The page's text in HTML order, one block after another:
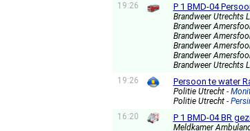
19:26
P 1 BMD-04
Brandweer Utrechts
Brandweer
Brandweer
Brandweer
Brandweer
Brandweer Utrechts
19:26
Persoon te water
Politie Utrecht -
Politie Utrecht -
16:20
P 1 BMD-04 BR
Meldkamer